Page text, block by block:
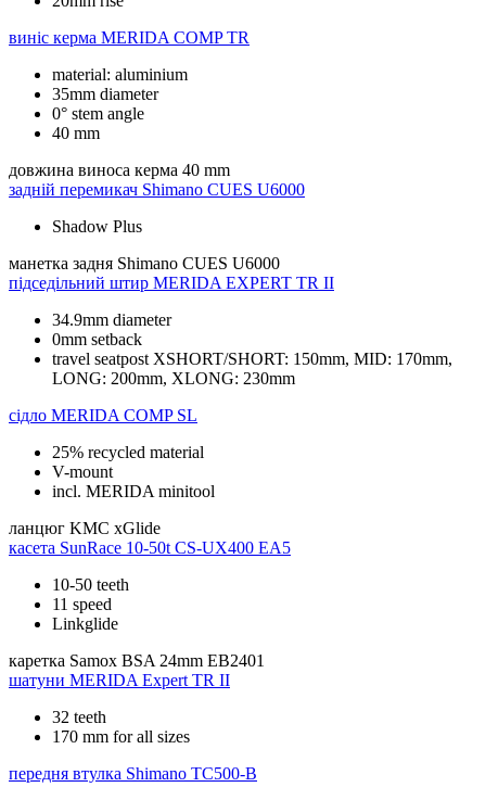
виніс керма MERIDA COMP TR
material: aluminium
35mm diameter
0° stem angle
40 mm
довжина виноса керма 40 mm
задній перемикач Shimano CUES U6000
Shadow Plus
манетка задня Shimano CUES U6000
підседільний штир MERIDA EXPERT TR II
34.9mm diameter
0mm setback
travel seatpost XSHORT/SHORT: 150mm, MID: 170mm,
LONG: 200mm, XLONG: 230mm
сідло MERIDA COMP SL
25% recycled material
V-mount
incl. MERIDA minitool
ланцюг KMC xGlide
касета SunRace 10-50t CS-UX400 EA5
10-50 teeth
11 speed
Linkglide
каретка Samox BSA 24mm EB2401
шатуни MERIDA Expert TR II
32 teeth
170 mm for all sizes
передня втулка Shimano TC500-B